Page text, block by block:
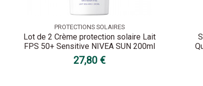
PROTECTIONS SOLAIRES
Lot de 2 Crème protection solaire Lait
FPS 50+ Sensitive NIVEA SUN 200ml
27,80 €